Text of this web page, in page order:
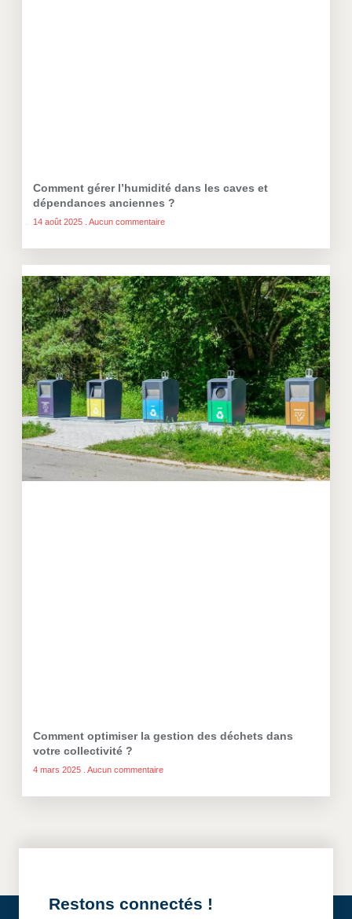
Comment gérer l’humidité dans les caves et
dépendances anciennes ?
14 août 2025 Aucun commentaire
Comment optimiser la gestion des déchets dans
votre collectivité ?
4 mars 2025 Aucun commentaire
Restons connectés !